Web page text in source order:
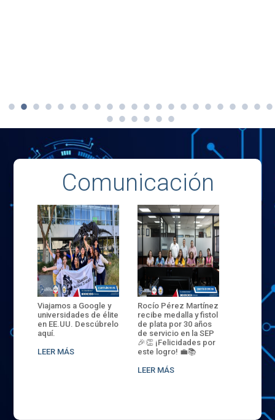
Comunicación
Viajamos a Google y
universidades de élite
en EE.UU. Descúbrelo
aquí.
LEER MÁS
Rocío Pérez Martínez
recibe medalla y fistol
de plata por 30 años
de servicio en la SEP
🎉👏 ¡Felicidades por
este logro! 💼📚
LEER MÁS
ENECB-
del
batalla.
32
sede